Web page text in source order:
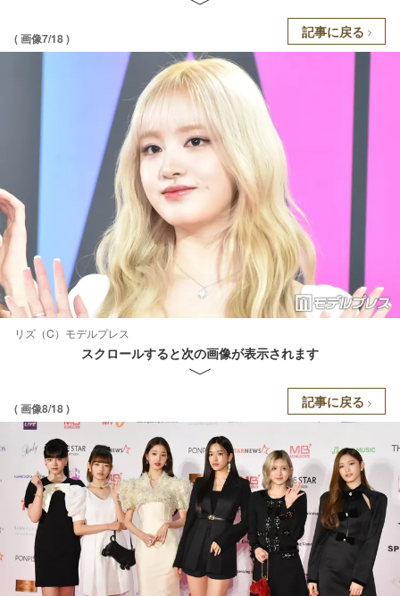
( 画像7/18 ) 記事に戻る
リズ（C）モデルプレス
スクロールすると次の画像が表示されます
( 画像8/18 ) 記事に戻る